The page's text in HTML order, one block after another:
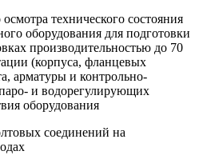
технического состояния
оборудования для подготовки
производительностью до 70
(корпуса, фланцевых
арматуры и контрольно-
и водорегулирующих
оборудования
соединений на